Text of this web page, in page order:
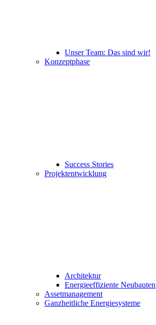
Unser Team: Das sind wir!
Konzeptphase
Success Stories
Projektentwicklung
Architektur
Energieeffiziente Neubauten
Assetmanagement
Ganzheitliche Energiesysteme